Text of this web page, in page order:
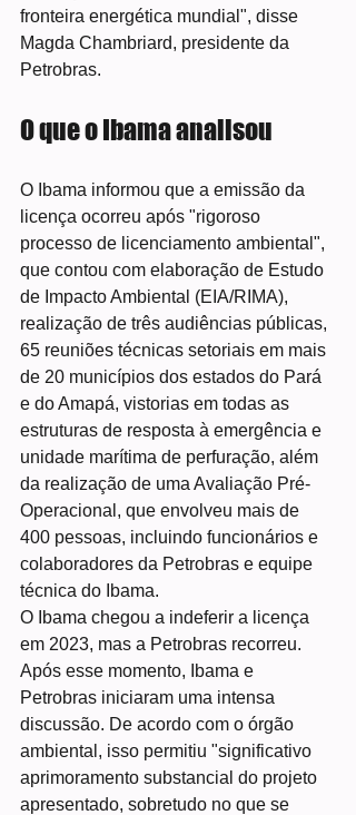
fronteira energética mundial", disse
Magda Chambriard, presidente da
Petrobras.
O que o Ibama analisou
O Ibama informou que a emissão da
licença ocorreu após "rigoroso
processo de licenciamento ambiental",
que contou com elaboração de Estudo
de Impacto Ambiental (EIA/RIMA),
realização de três audiências públicas,
65 reuniões técnicas setoriais em mais
de 20 municípios dos estados do Pará
e do Amapá, vistorias em todas as
estruturas de resposta à emergência e
unidade marítima de perfuração, além
da realização de uma Avaliação Pré-
Operacional, que envolveu mais de
400 pessoas, incluindo funcionários e
colaboradores da Petrobras e equipe
técnica do Ibama.
O Ibama chegou a indeferir a licença
em 2023, mas a Petrobras recorreu.
Após esse momento, Ibama e
Petrobras iniciaram uma intensa
discussão. De acordo com o órgão
ambiental, isso permitiu "significativo
aprimoramento substancial do projeto
apresentado, sobretudo no que se